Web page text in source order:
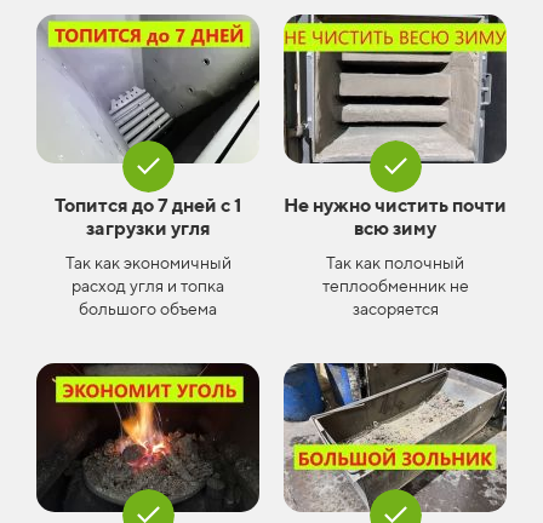
Топится до 7 дней с 1
загрузки угля
Так как экономичный
расход угля и топка
большого объема
Не нужно чистить почти
всю зиму
Так как полочный
теплообменник не
засоряется